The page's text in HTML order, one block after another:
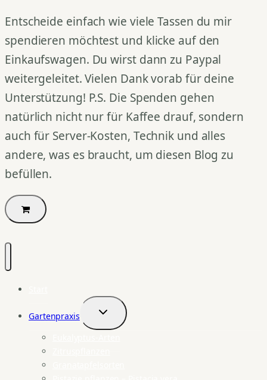
Entscheide einfach wie viele Tassen du mir
spendieren möchtest und klicke auf den
Einkaufswagen. Du wirst dann zu Paypal
weitergeleitet. Vielen Dank vorab für deine
Unterstützung! P.S. Die Spenden gehen
natürlich nicht nur für Kaffee drauf, sondern
auch für Server-Kosten, Technik und alles
andere, was es braucht, um diesen Blog zu
befüllen.
Gartenpraxis
Untermenü
umschalten